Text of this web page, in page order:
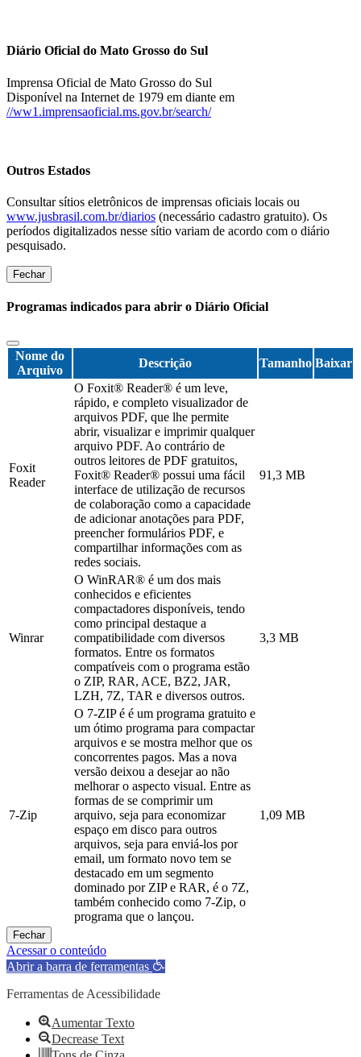
Diário Oficial do Mato Grosso do Sul
Imprensa Oficial de Mato Grosso do Sul
Disponível na Internet de 1979 em diante em
//ww1.imprensaoficial.ms.gov.br/search/
Outros Estados
Consultar sítios eletrônicos de imprensas oficiais locais ou
www.jusbrasil.com.br/diarios (necessário cadastro gratuito). Os
períodos digitalizados nesse sítio variam de acordo com o diário
pesquisado.
Fechar
Programas indicados para abrir o Diário Oficial
Nome do
Arquivo
Descrição Tamanho Baixar
Foxit
Reader
O Foxit® Reader® é um leve,
rápido, e completo visualizador de
arquivos PDF, que lhe permite
abrir, visualizar e imprimir qualquer
arquivo PDF. Ao contrário de
outros leitores de PDF gratuitos,
Foxit® Reader® possui uma fácil
interface de utilização de recursos
de colaboração como a capacidade
de adicionar anotações para PDF,
preencher formulários PDF, e
compartilhar informações com as
redes sociais.
91,3 MB
Winrar
O WinRAR® é um dos mais
conhecidos e eficientes
compactadores disponíveis, tendo
como principal destaque a
compatibilidade com diversos
formatos. Entre os formatos
compatíveis com o programa estão
o ZIP, RAR, ACE, BZ2, JAR,
LZH, 7Z, TAR e diversos outros.
3,3 MB
7-Zip
O 7-ZIP é é um programa gratuito e
um ótimo programa para compactar
arquivos e se mostra melhor que os
concorrentes pagos. Mas a nova
versão deixou a desejar ao não
melhorar o aspecto visual. Entre as
formas de se comprimir um
arquivo, seja para economizar
espaço em disco para outros
arquivos, seja para enviá-los por
email, um formato novo tem se
destacado em um segmento
dominado por ZIP e RAR, é o 7Z,
também conhecido como 7-Zip, o
programa que o lançou.
1,09 MB
Fechar
Acessar o conteúdo
Abrir a barra de ferramentas
Ferramentas de Acessibilidade
Aumentar Texto
Decrease Text